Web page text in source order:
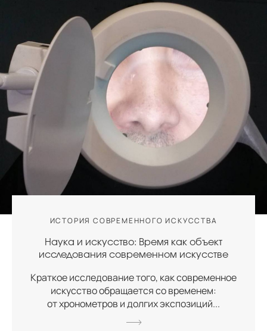
ИСТОРИЯ СОВРЕМЕННОГО ИСКУССТВА
Наука и искусство: Время как объект
исследования современном искусстве
Краткое исследование того, как современное
искусство обращается со временем:
от хронометров и долгих экспозиций...